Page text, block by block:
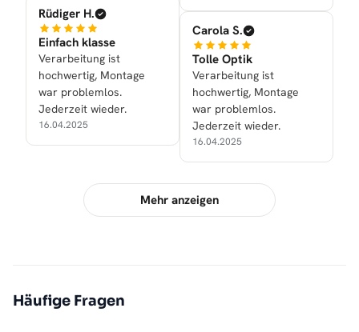
Rüdiger H.
Einfach klasse
Verarbeitung ist
hochwertig, Montage
war problemlos.
Jederzeit wieder.
16.04.2025
Carola S.
Tolle Optik
Verarbeitung ist
hochwertig, Montage
war problemlos.
Jederzeit wieder.
16.04.2025
Mehr anzeigen
Häufige Fragen